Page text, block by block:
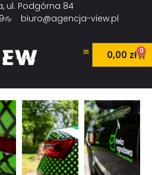
ul. Podgórna 84
biuro@agencja-view.pl
0,00 zł 0